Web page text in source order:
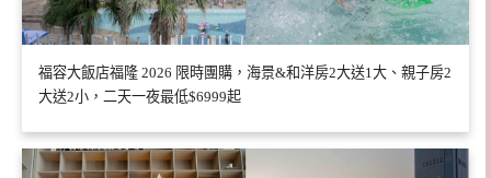
福容大飯店福隆 2026 限時團購，海景&和洋房2大送1大、親子房2
大送2小，二天一夜最低$6999起